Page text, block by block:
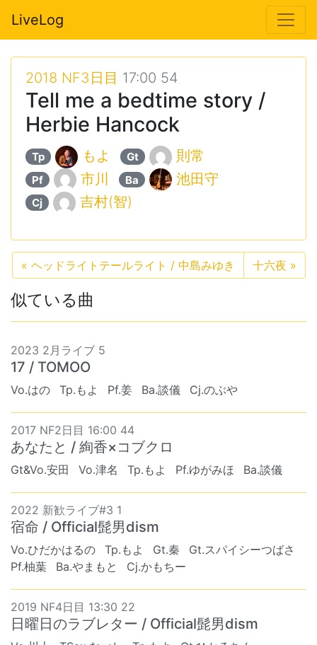
LiveLog
2018 NF3日目 17:00 54
Tell me a bedtime story /
Herbie Hancock
Tp もよ Gt 則常
Pf 市川 Ba 池田守
Cj 吉村(智)
« ヘッドライトテールライト / 中島みゆき 十六夜 »
似ている曲
2023 2月ライブ 5
17 / TOMOO
Vo.はの Tp.もよ Pf.姜 Ba.談儀 Cj.のぶや
2017 NF2日目 16:00 44
あなたと / 絢香×コブクロ
Gt&Vo.安田 Vo.津名 Tp.もよ Pf.ゆがみほ Ba.談儀
2022 新歓ライブ#3 1
宿命 / Official髭男dism
Vo.ひだかはるの Tp.もよ Gt.秦
Gt.スパイシーつばさ
Pf.柚葉
Ba.やまもと Cj.かもちー
2019 NF4日目 13:30 22
日曜日のラブレター / Official髭男dism